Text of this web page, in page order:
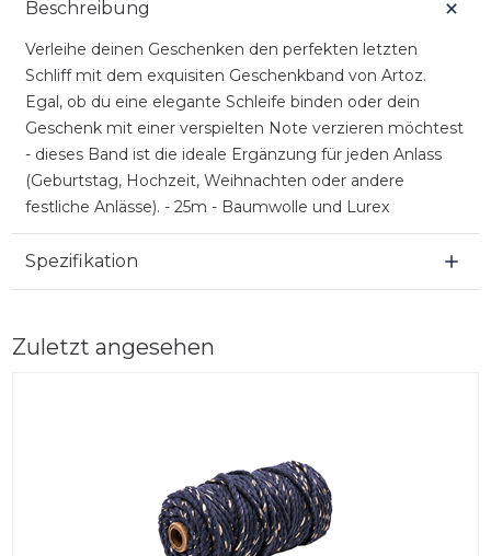
Beschreibung
Verleihe deinen Geschenken den perfekten letzten
Schliff mit dem exquisiten Geschenkband von Artoz.
Egal, ob du eine elegante Schleife binden oder dein
Geschenk mit einer verspielten Note verzieren möchtest
- dieses Band ist die ideale Ergänzung für jeden Anlass
(Geburtstag, Hochzeit, Weihnachten oder andere
festliche Anlässe). - 25m - Baumwolle und Lurex
Spezifikation
Zuletzt angesehen